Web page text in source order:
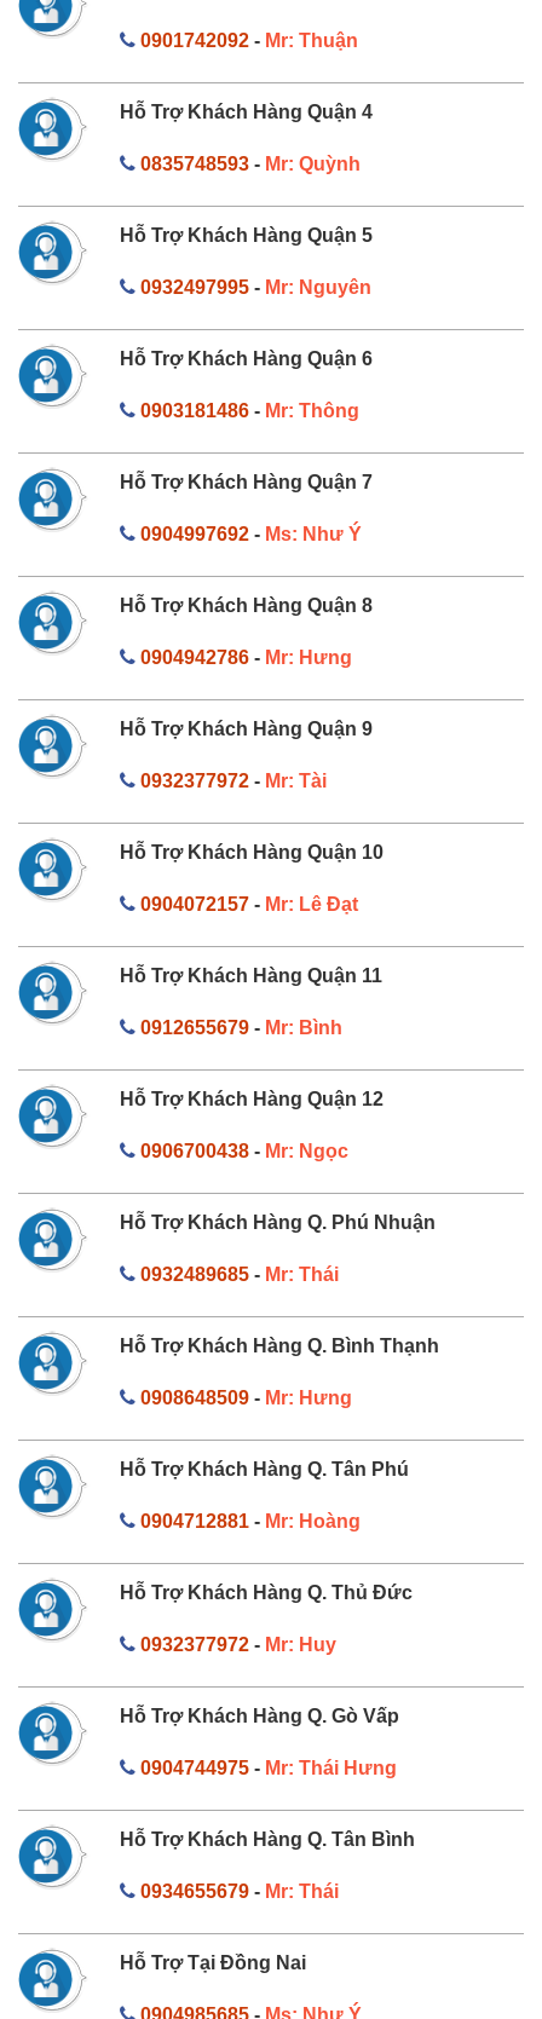
0901742092- Mr: Thuận
Hỗ Trợ Khách Hàng Quận 4
0835748593- Mr: Quỳnh
Hỗ Trợ Khách Hàng Quận 5
0932497995- Mr: Nguyên
Hỗ Trợ Khách Hàng Quận 6
0903181486- Mr: Thông
Hỗ Trợ Khách Hàng Quận 7
0904997692- Ms: Như Ý
Hỗ Trợ Khách Hàng Quận 8
0904942786- Mr: Hưng
Hỗ Trợ Khách Hàng Quận 9
0932377972- Mr: Tài
Hỗ Trợ Khách Hàng Quận 10
0904072157- Mr: Lê Đạt
Hỗ Trợ Khách Hàng Quận 11
0912655679- Mr: Bình
Hỗ Trợ Khách Hàng Quận 12
0906700438- Mr: Ngọc
Hỗ Trợ Khách Hàng Q. Phú Nhuận
0932489685- Mr: Thái
Hỗ Trợ Khách Hàng Q. Bình Thạnh
0908648509- Mr: Hưng
Hỗ Trợ Khách Hàng Q. Tân Phú
0904712881- Mr: Hoàng
Hỗ Trợ Khách Hàng Q. Thủ Đức
0932377972- Mr: Huy
Hỗ Trợ Khách Hàng Q. Gò Vấp
0904744975- Mr: Thái Hưng
Hỗ Trợ Khách Hàng Q. Tân Bình
0934655679- Mr: Thái
Hỗ Trợ Tại Đồng Nai
0904985685- Ms: Như Ý